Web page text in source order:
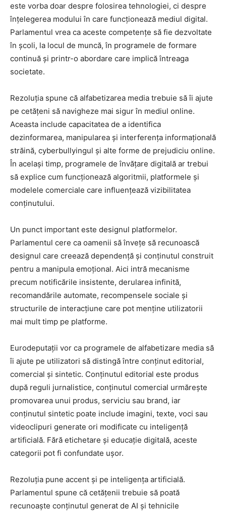
este vorba doar despre folosirea tehnologiei, ci despre
înțelegerea modului în care funcționează mediul digital.
Parlamentul vrea ca aceste competențe să fie dezvoltate
în școli, la locul de muncă, în programele de formare
continuă și printr-o abordare care implică întreaga
societate.
Rezoluția spune că alfabetizarea media trebuie să îi ajute
pe cetățeni să navigheze mai sigur în mediul online.
Aceasta include capacitatea de a identifica
dezinformarea, manipularea și interferența informațională
străină, cyberbullyingul și alte forme de prejudiciu online.
În același timp, programele de învățare digitală ar trebui
să explice cum funcționează algoritmii, platformele și
modelele comerciale care influențează vizibilitatea
conținutului.
Un punct important este designul platformelor.
Parlamentul cere ca oamenii să învețe să recunoască
designul care creează dependență și conținutul construit
pentru a manipula emoțional. Aici intră mecanisme
precum notificările insistente, derularea infinită,
recomandările automate, recompensele sociale și
structurile de interacțiune care pot menține utilizatorii
mai mult timp pe platforme.
Eurodeputații vor ca programele de alfabetizare media să
îi ajute pe utilizatori să distingă între conținut editorial,
comercial și sintetic. Conținutul editorial este produs
după reguli jurnalistice, conținutul comercial urmărește
promovarea unui produs, serviciu sau brand, iar
conținutul sintetic poate include imagini, texte, voci sau
videoclipuri generate ori modificate cu inteligență
artificială. Fără etichetare și educație digitală, aceste
categorii pot fi confundate ușor.
Rezoluția pune accent și pe inteligența artificială.
Parlamentul spune că cetățenii trebuie să poată
recunoaște conținutul generat de AI și tehnicile